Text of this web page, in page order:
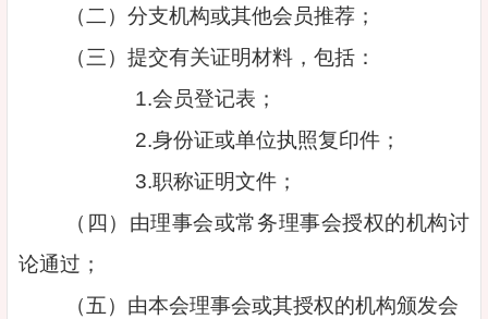
（二）分支机构或其他会员推荐；
（三）提交有关证明材料，包括：
1.会员登记表；
2.身份证或单位执照复印件；
3.职称证明文件；
（四）由理事会或常务理事会授权的机构讨
论通过；
（五）由本会理事会或其授权的机构颁发会